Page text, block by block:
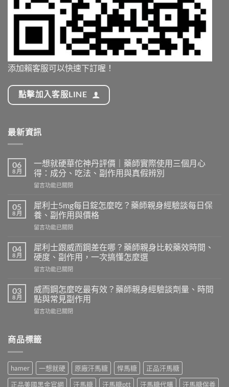
添加賴客服可以快速下訂喔！
點擊加入客服LINE
最新資訊
06
8 月
一想就硬華佗神丹評價｜藥師實際使用三個月心
得：成分、吃法、副作用與真假辨別
在
想
就
硬
華
神
丹
評
價
藥
師
際
三
得：
成
留言功能已關閉
05
8 月
犀利士5mg每日錠怎麼吃？藥師親身經驗談每日保
養、副作用與價格
在
利
士
5mg
每
錠
怎
麼
吃？
親
談
每
留言功能已關閉
04
8 月
犀利士跟威而鋼差在哪？藥師親身比較藥效時間、
硬度、副作用，一次搞懂怎麼選
在
利
士
跟
威
差
藥
師
親
留言功能已關閉
03
8 月
威而鋼怎麼吃最有效？藥師親身經驗談劑量、時間
點與常見副作用
在
鋼
怎
吃
有
留言功能已關閉
商品標籤
hamer 一想就硬 原廠汗馬糖 悍馬糖
正品汗馬糖
正品美國黑金官網
汗馬糖 汗馬糖ptt 汗馬糖代購
汗馬糖保養